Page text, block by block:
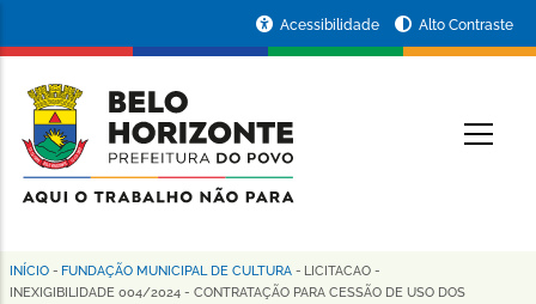
conteúdo
principal
da
Prefeitura
de
Horizonte
Acessibilidade Alto Contraste
Trilha
INÍCIO - FUNDAÇÃO MUNICIPAL DE CULTURA - LICITACAO -
INEXIGIBILIDADE 004/2024 - CONTRATAÇÃO PARA CESSÃO DE USO DOS